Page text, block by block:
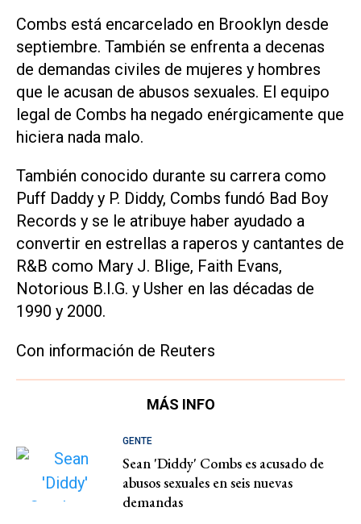
Combs está encarcelado en Brooklyn desde
septiembre. También se enfrenta a decenas
de demandas civiles de mujeres y hombres
que le acusan de abusos sexuales. El equipo
legal de Combs ha negado enérgicamente que
hiciera nada malo.
También conocido durante su carrera como
Puff Daddy y P. Diddy, Combs fundó Bad Boy
Records y se le atribuye haber ayudado a
convertir en estrellas a raperos y cantantes de
R&B como Mary J. Blige, Faith Evans,
Notorious B.I.G. y Usher en las décadas de
1990 y 2000.
Con información de Reuters
MÁS INFO
GENTE
Sean 'Diddy' Combs es acusado de
abusos sexuales en seis nuevas
demandas